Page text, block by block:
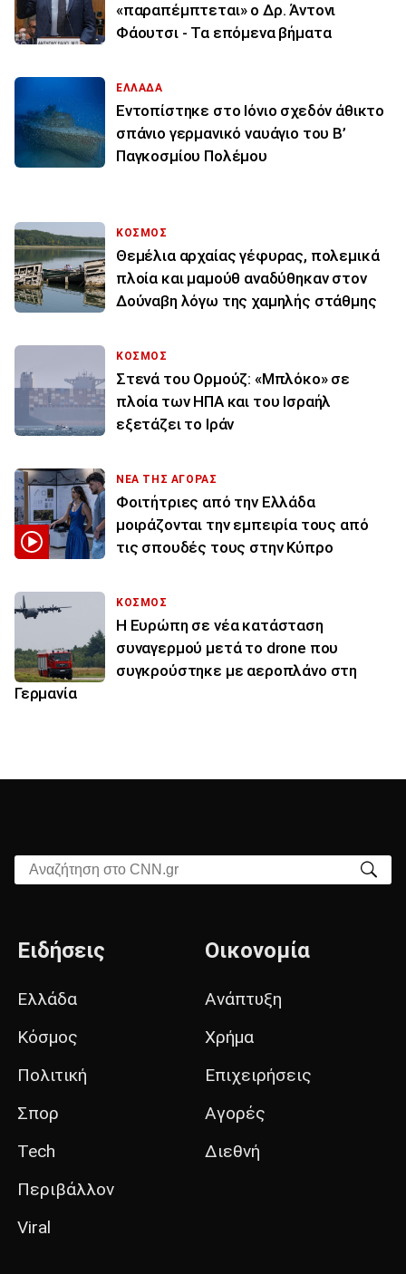
«παραπέμπτεται» ο Δρ. Άντονι
Φάουτσι - Τα επόμενα βήματα
ΕΛΛΑΔΑ
Εντοπίστηκε στο Ιόνιο σχεδόν άθικτο
σπάνιο γερμανικό ναυάγιο του Β’
Παγκοσμίου Πολέμου
ΚΟΣΜΟΣ
Θεμέλια αρχαίας γέφυρας, πολεμικά
πλοία και μαμούθ αναδύθηκαν στον
Δούναβη λόγω της χαμηλής στάθμης
ΚΟΣΜΟΣ
Στενά του Ορμούζ: «Μπλόκο» σε
πλοία των ΗΠΑ και του Ισραήλ
εξετάζει το Ιράν
ΝΕΑ ΤΗΣ ΑΓΟΡΑΣ
Φοιτήτριες από την Ελλάδα
μοιράζονται την εμπειρία τους από
τις σπουδές τους στην Κύπρο
ΚΟΣΜΟΣ
Η Ευρώπη σε νέα κατάσταση
συναγερμού μετά το drone που
συγκρούστηκε με αεροπλάνο στη
Γερμανία
Αναζήτηση στο CNN.gr
Ειδήσεις
Ελλάδα
Κόσμος
Πολιτική
Σπορ
Tech
Περιβάλλον
Viral
Οικονομία
Ανάπτυξη
Χρήμα
Επιχειρήσεις
Αγορές
Διεθνή